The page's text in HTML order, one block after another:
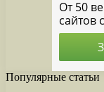
Популярные статьи